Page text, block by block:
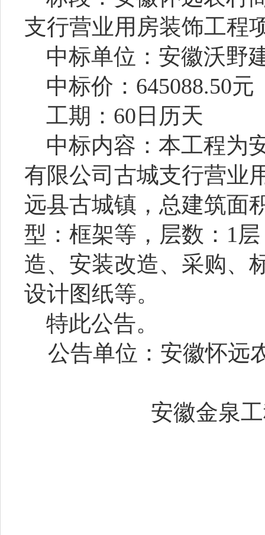
支行营业用房装饰工程
中标单位：安徽沃野
中标价： 645088.50元
工期： 60日历天
中标内容：本工程为
有限公司古城支行营业
远县古城镇，总建筑面
型：框架等，层数：1
造、安装改造、采购、
设计图纸等。
特此公告。
公告单位：安徽怀远
安徽金泉